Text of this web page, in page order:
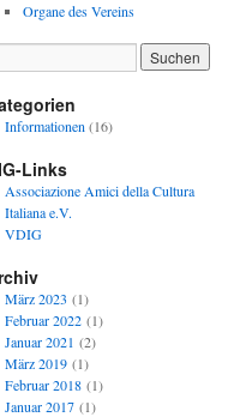
Organe des Vereins
Informationen (16)
Links
Associazione Amici della Cultura
Italiana e.V.
VDIG
März 2023 (1)
Februar 2022(1)
Januar 2021 (2)
März 2019(1)
Februar 2018(1)
Januar 2017(1)